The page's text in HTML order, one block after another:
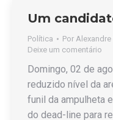
Um
Política Por
Deixe um comentário
Domingo, 02 de
reduzido nível da
funil da ampulheta
do dead-line para